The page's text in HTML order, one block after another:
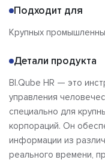
Альтернативы
Отзывы
Подходит для
Крупных
Детали продукта
BI.Qube HR — это
управления
специально для
корпораций. Он
информации из
реального времени,